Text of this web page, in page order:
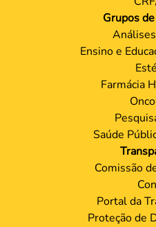
Grupos
Ensino e
Farmácia
Saúde
Comissão
Portal da
Proteção de